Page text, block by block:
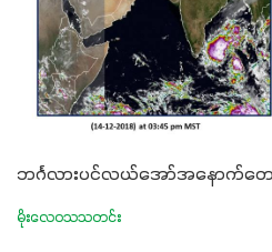
ဘင်္ဂလားပင်လယ်အော်အနောက်တေ
မိုးလေဝသသတင်း